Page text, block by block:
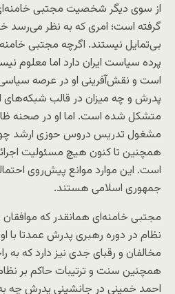
از سوی دیگر شخصیت مجتبی خامنه‌ای
گرفته است؛ امری که به نظر می‌رسد
بی‌تمایل نیستند. اگرچه مجتبی
پرده سیاست ایران دارد اما معلوم
است و نقش‌آفرینی او در عرصه سیاسی
پدرش و چه میزان در قالب شبکه‌های
متشکل شده است. اما او در صحنه
مشغول تدریس دروس حوزی ارشد
همچنین تا کنون هیچ مسئولیت
است. این موارد موانع پیش‌روی
جمهوری اسلامی هستند.
مجتبی خامنه‌ای همانقدر که موافقان
نظام در دوره رهبری پدرش عمدتا با
مخالفان و رقبای جدی نیز دارد که
همچنین سنت و ترتیبات حاکم بر
احمد خمینی در جانشینی پدرش چه